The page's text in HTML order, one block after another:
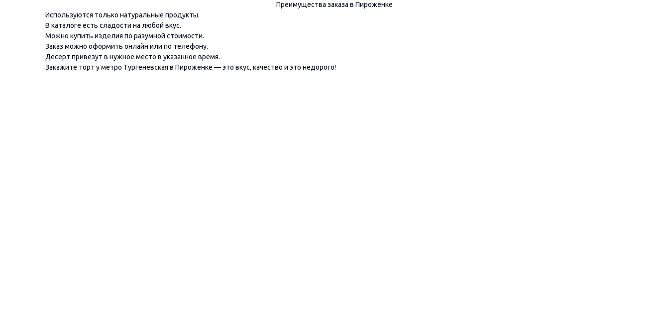
Преимущества заказа в Пироженке
Используются только натуральные продукты.
В каталоге есть сладости на любой вкус.
Можно купить изделия по разумной стоимости.
Заказ можно оформить онлайн или по телефону.
Десерт привезут в нужное место в указанное время.
Закажите торт у метро Тургеневская в Пироженке — это вкус, качество и это недорого!